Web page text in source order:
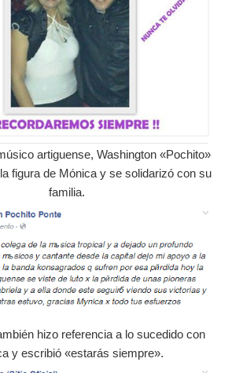
artiguense, Washington «Pochito»
figura de Mónica y se solidarizó con su
familia.
hizo referencia a lo sucedido con
y escribió «estarás siempre».